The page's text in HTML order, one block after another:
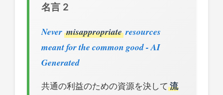
名言 2
Never misappropriate resources
meant for the common good - AI
Generated
共通の利益のための資源を決して 流